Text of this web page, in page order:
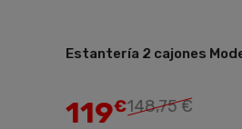
Estantería 2 cajones Moder
119€148,75 €